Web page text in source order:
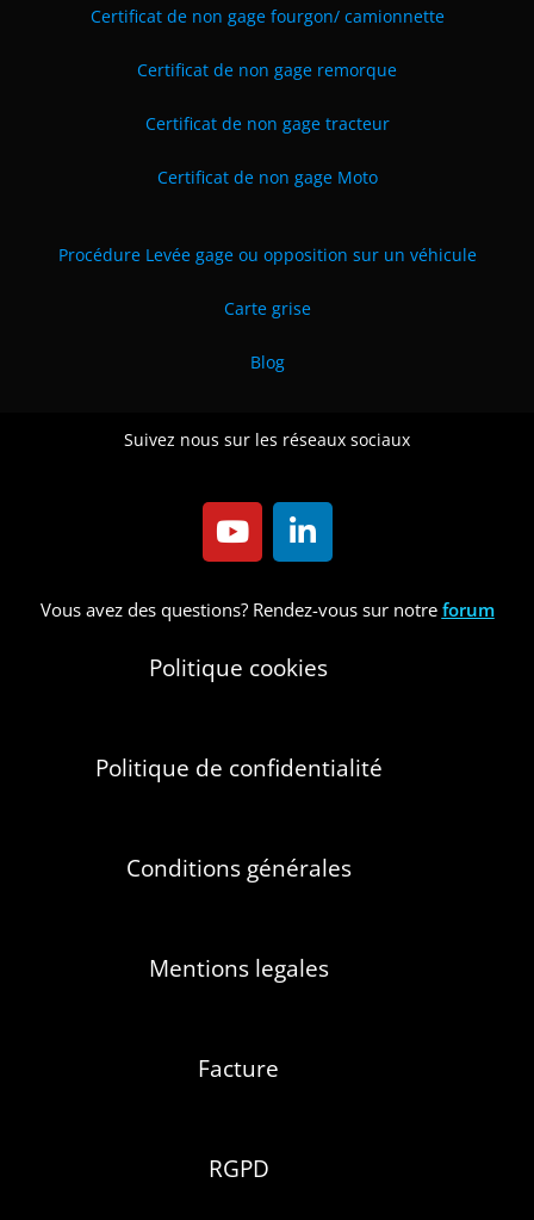
Certificat de non gage fourgon/ camionnette
Certificat de non gage remorque
Certificat de non gage tracteur
Certificat de non gage Moto
Procédure Levée gage ou opposition sur un véhicule
Carte grise
Blog
Suivez nous sur les réseaux sociaux
Vous avez des questions? Rendez-vous sur notre forum
Politique cookies
Politique de confidentialité
Conditions générales
Mentions legales
Facture
RGPD